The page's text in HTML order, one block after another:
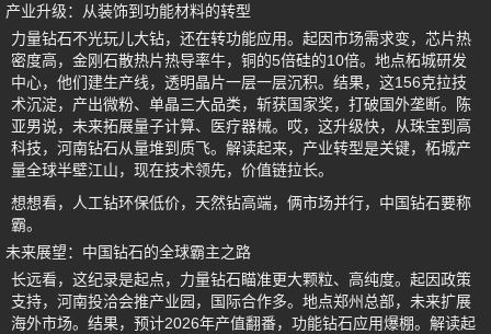
产业升级：从装饰到功能材料的转型
力量钻石不光玩儿大钻，还在转功能应用。起因市场需求变，芯片热
密度高，金刚石散热片热导率牛，铜的5倍硅的10倍。地点柘城研发
中心，他们建生产线，透明晶片一层一层沉积。结果，这156克拉技
术沉淀，产出微粉、单晶三大品类，斩获国家奖，打破国外垄断。陈
亚男说，未来拓展量子计算、医疗器械。哎，这升级快，从珠宝到高
科技，河南钻石从量堆到质飞。解读起来，产业转型是关键，柘城产
量全球半壁江山，现在技术领先，价值链拉长。
想想看，人工钻环保低价，天然钻高端，俩市场并行，中国钻石要称
霸。
未来展望：中国钻石的全球霸主之路
长远看，这纪录是起点，力量钻石瞄准更大颗粒、高纯度。起因政策
支持，河南投洽会推产业园，国际合作多。地点郑州总部，未来扩展
海外市场。结果，预计2026年产值翻番，功能钻石应用爆棚。解读起